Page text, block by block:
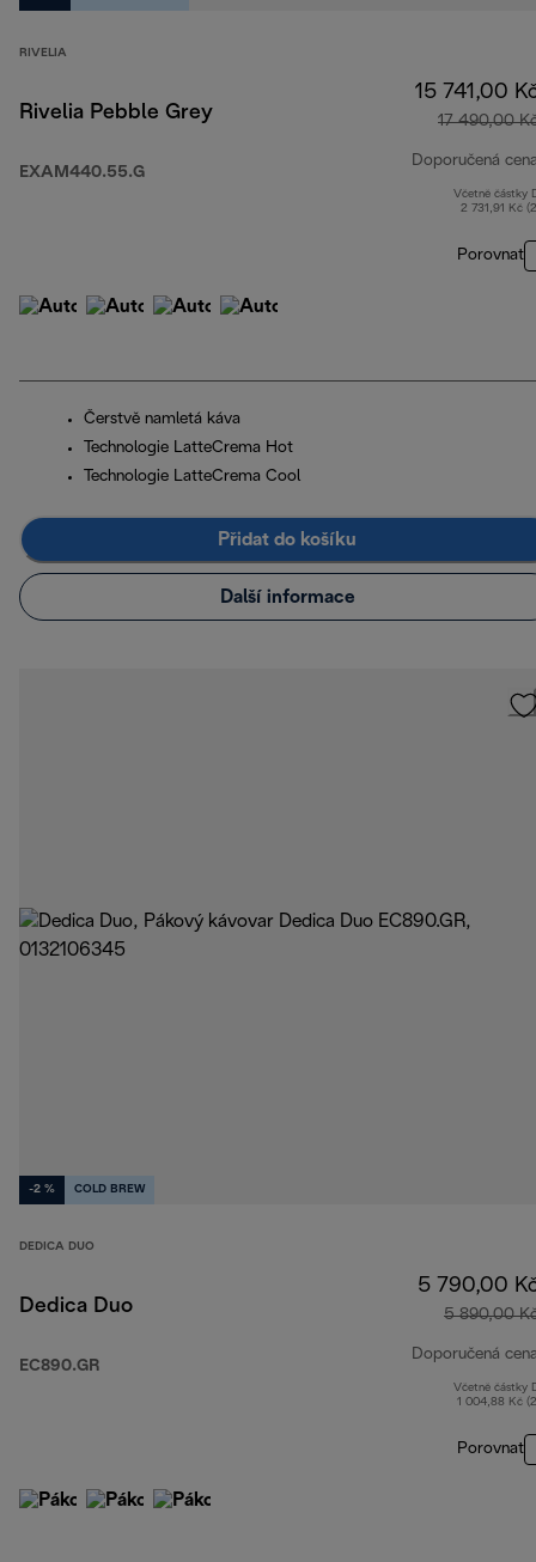
RIVELIA
Rivelia Pebble Grey
EXAM440.55.G
15 741,00
17 490,00
Doporučená
Včetně částky
2 731,91 Kč
Porovnat
Čerstvě namletá káva
Technologie LatteCrema Hot
Technologie LatteCrema Cool
Přidat do košíku
Další informace
-2 % COLD BREW
DEDICA DUO
Dedica Duo
EC890.GR
5 790,00
5 890,00
Doporučená
Včetně částky
1 004,88 Kč
Porovnat